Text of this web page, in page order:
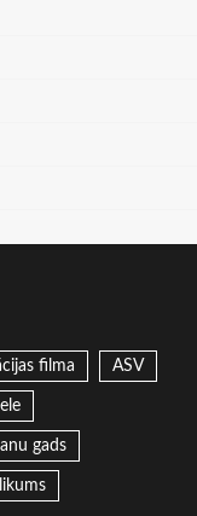
filma ASV
gads